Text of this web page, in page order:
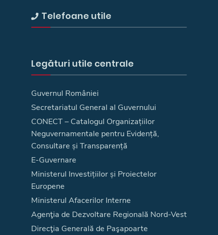
Telefoane utile
Legături utile centrale
Guvernul României
Secretariatul General al Guvernului
CONECT – Catalogul Organizațiilor
Neguvernamentale pentru Evidență,
Consultare și Transparență
E-Guvernare
Ministerul Investițiilor și Proiectelor
Europene
Ministerul Afacerilor Interne
Agenţia de Dezvoltare Regională Nord-Vest
Direcţia Generală de Paşapoarte